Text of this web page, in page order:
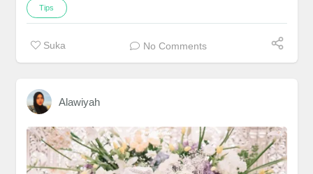
Tips
Suka No Comments
Alawiyah